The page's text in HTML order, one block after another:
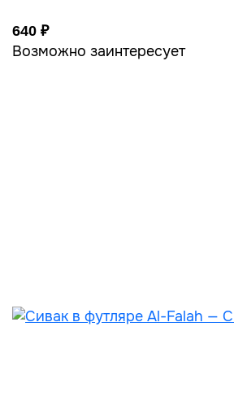
640 ₽
Возможно заинтересует